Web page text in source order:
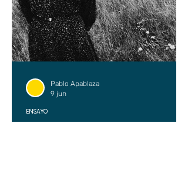
ENSAYO
Pablo Apablaza
9 jun